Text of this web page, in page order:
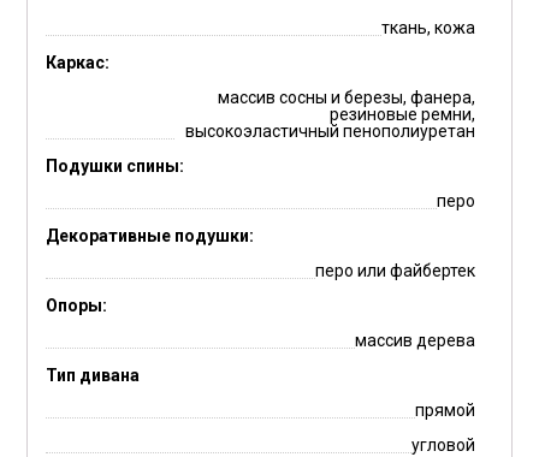
ткань, кожа
Каркас:
массив сосны и березы, фанера,
резиновые ремни,
высокоэластичный пенополиуретан
Подушки спины:
перо
Декоративные подушки:
перо или файбертек
Опоры:
массив дерева
Тип дивана
прямой
угловой